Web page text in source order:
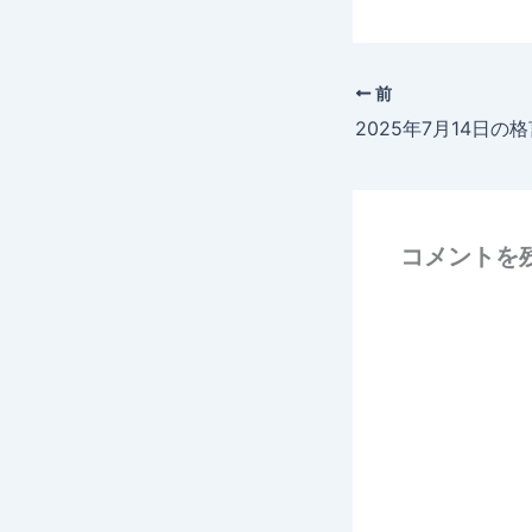
前
2025年7月14日の
コメントを